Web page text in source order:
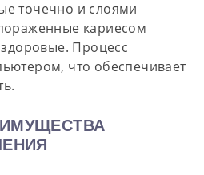
точечно и слоями
кариесом
здоровые. Процесс
что обеспечивает